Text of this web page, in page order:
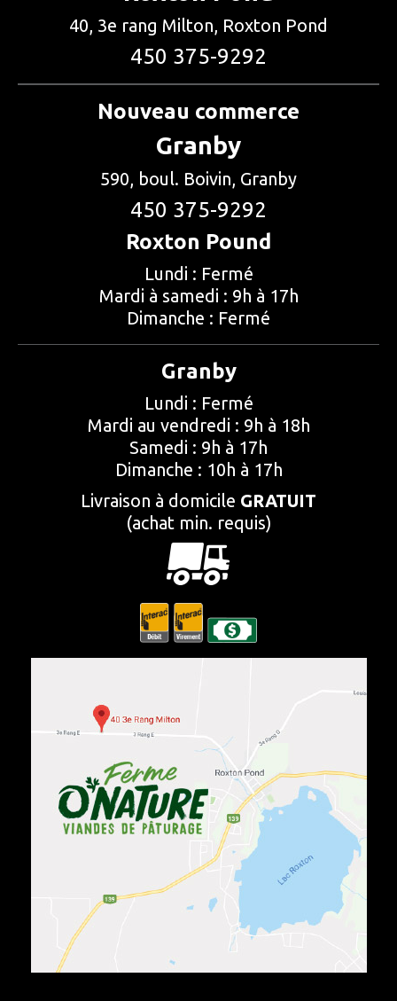
40, 3e rang Milton, Roxton Pond
450 375-9292
Nouveau commerce
Granby
590, boul. Boivin, Granby
450 375-9292
Roxton Pound
Lundi : Fermé
Mardi à samedi : 9h à 17h
Dimanche : Fermé
Granby
Lundi : Fermé
Mardi au vendredi : 9h à 18h
Samedi : 9h à 17h
Dimanche : 10h à 17h
Livraison à domicile GRATUIT
(achat min. requis)